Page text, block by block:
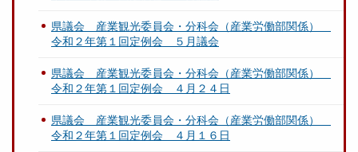
県議会 産業観光委員会・分科会（産業労働部関係）
令和２年第１回定例会 ５月議会
県議会 産業観光委員会・分科会（産業労働部関係）
令和２年第１回定例会 ４月２４日
県議会 産業観光委員会・分科会（産業労働部関係）
令和２年第１回定例会 ４月１６日